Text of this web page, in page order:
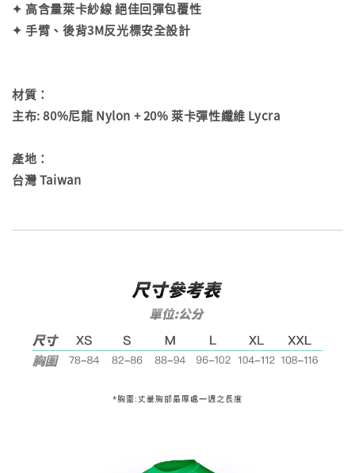
✦ 高含量萊卡紗線 絕佳回彈包覆性
✦ 手臂、後背3M反光標安全設計
材質：
主布: 80%尼龍 Nylon + 20% 萊卡彈性纖維 Lycra
產地：
台灣 Taiwan